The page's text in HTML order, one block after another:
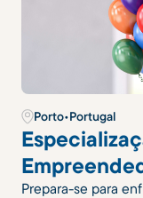
Porto•Portugal
Prepara-se para